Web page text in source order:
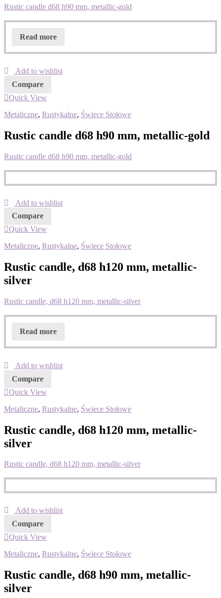
Rustic candle d68 h90 mm, metallic-gold
Read more
Add to wishlist
Compare
Quick View
Metaliczne, Rustykalne, Świece Stołowe
Rustic candle d68 h90 mm, metallic-gold
Rustic candle d68 h90 mm, metallic-gold
Add to wishlist
Compare
Quick View
Metaliczne, Rustykalne, Świece Stołowe
Rustic candle, d68 h120 mm, metallic-
silver
Rustic candle, d68 h120 mm, metallic-silver
Read more
Add to wishlist
Compare
Quick View
Metaliczne, Rustykalne, Świece Stołowe
Rustic candle, d68 h120 mm, metallic-
silver
Rustic candle, d68 h120 mm, metallic-silver
Add to wishlist
Compare
Quick View
Metaliczne, Rustykalne, Świece Stołowe
Rustic candle, d68 h90 mm, metallic-
silver